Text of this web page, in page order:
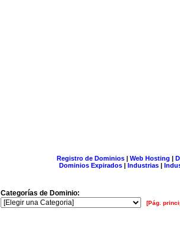
Registro de Dominios| Web Hosting |
Dominios Expirados | Industrias |
Categorías de Dominio:
[Pág.